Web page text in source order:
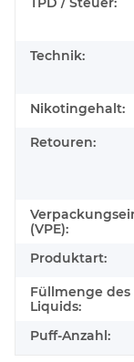
Technik:
Nikotingehalt:
Retouren:
(VPE):
Produktart:
Füllmenge des
Liquids:
Puff-Anzahl: